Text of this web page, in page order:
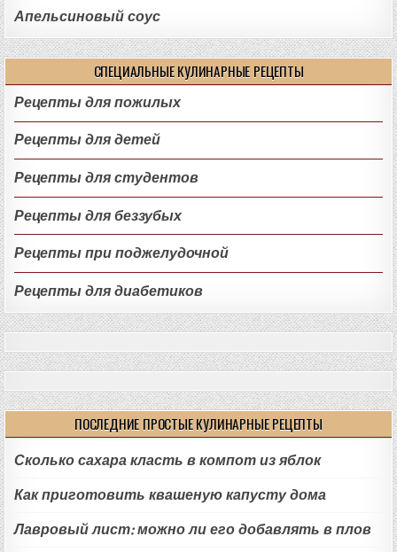
Апельсиновый соус
СПЕЦИАЛЬНЫЕ КУЛИНАРНЫЕ РЕЦЕПТЫ
Рецепты для пожилых
Рецепты для детей
Рецепты для студентов
Рецепты для беззубых
Рецепты при поджелудочной
Рецепты для диабетиков
ПОСЛЕДНИЕ ПРОСТЫЕ КУЛИНАРНЫЕ РЕЦЕПТЫ
Сколько сахара класть в компот из яблок
Как приготовить квашеную капусту дома
Лавровый лист: можно ли его добавлять в плов